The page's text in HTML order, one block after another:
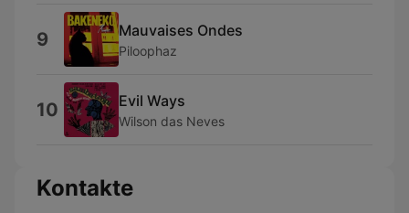
9 Mauvaises Ondes
Piloophaz
10 Evil Ways
Wilson das Neves
Kontakte